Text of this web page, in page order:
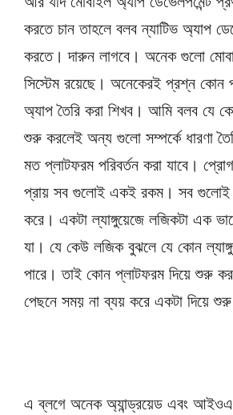
করতে চান তাহলে বলব ন্যাটিভ অ্যাপ
করতে। দারুন লাগবে। অনেক গুলো
সিস্টেম রয়েছে। অনেকেরই প্রশ্ন কোন
অ্যাপ তৈরি করা শিখব। আমি বলব যে
শুরু করলেই অন্য গুলো সম্পর্কে ধারণা
মত প্লাটফরম পরিবর্তন করা যাবে।
প্রায় সব গুলোই একই রকম। সব গুলোই
করে। একটা ল্যাঙ্গুয়েজে লজিকটা এক
যা। যে কেউ লজিক বুঝলে যে কোন
পারে। তাই কোন প্লাটফরম দিয়ে শুরু
পেছনে সময় না ব্যয় করে একটা দিয়ে
এ ব্লগে অনেক অ্যান্ড্রয়েড এবং